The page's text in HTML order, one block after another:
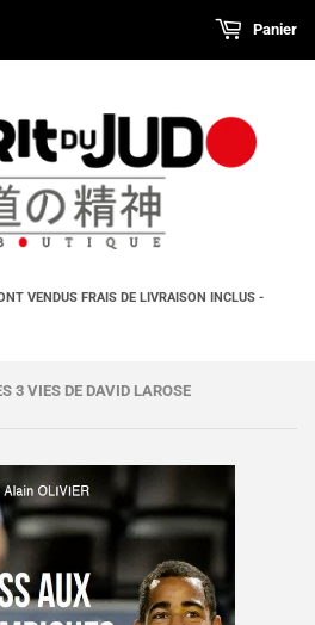
VENDUS FRAIS DE LIVRAISON INCLUS -
Panier
3 VIES DE DAVID LAROSE